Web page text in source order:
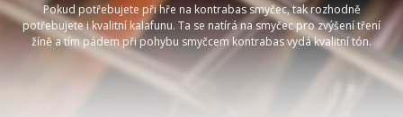
Pokud potřebujete při hře na kontrabas smyčec, tak rozhodně
potřebujete i kvalitní kalafunu. Ta se natírá na smyčec pro zvýšení tření
žíně a tím pádem při pohybu smyčcem kontrabas vydá kvalitní tón.